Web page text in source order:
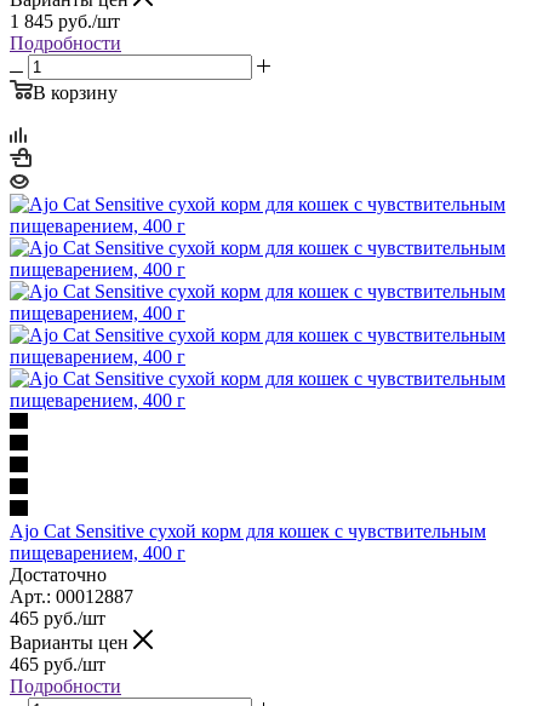
1 845 руб./шт
Подробности
В корзину
Ajo Cat Sensitive сухой корм для кошек с чувствительным
пищеварением, 400 г
Достаточно
Арт.: 00012887
465 руб./шт
Варианты цен
465 руб./шт
Подробности